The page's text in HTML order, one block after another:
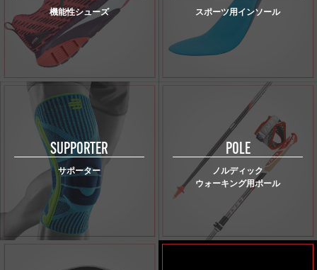
機能性シューズ スポーツ用インソール
SUPPORTER
サポーター
POLE
ノルディック
ウォーキング用ポール